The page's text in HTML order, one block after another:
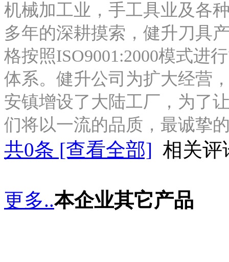
机械加工业，手工具业及各
多年的深耕摸索，健升刀具
格按照ISO9001:2000模式进
体系。健升公司为扩大经营
安镇增设了大陆工厂，为了
们将以一流的品质，最诚挚
共0条 [查看全部] 相关评
更多..本企业其它产品